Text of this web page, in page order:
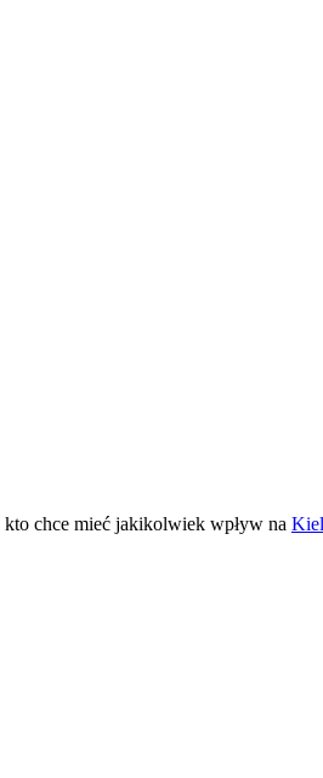
chce mieć jakikolwiek wpływ na